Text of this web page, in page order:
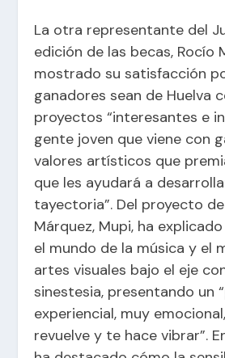
La otra representante del
edición de las becas, Rocío
mostrado su satisfacción
ganadores sean de Huelva
proyectos “interesantes e
gente joven que viene con
valores artísticos que
que les ayudará a
tayectoria”. Del proyecto
Márquez, Mupi, ha
el mundo de la música y el
artes visuales bajo el eje
sinestesia, presentando un
experiencial, muy
revuelve y te hace vibrar”.